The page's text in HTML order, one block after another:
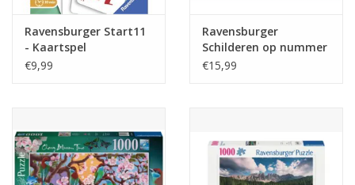
Ravensburger Start11
- Kaartspel
€9,99
Ravensburger
Schilderen op nummer
Dolfijnen
€15,99